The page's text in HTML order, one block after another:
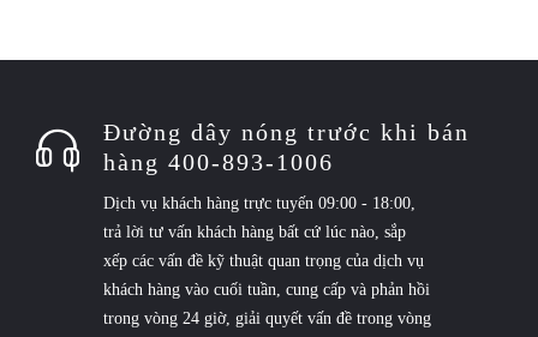
Đường dây nóng trước khi bán
hàng 400-893-1006
Dịch vụ khách hàng trực tuyến 09:00 - 18:00,
trả lời tư vấn khách hàng bất cứ lúc nào, sắp
xếp các vấn đề kỹ thuật quan trọng của dịch vụ
khách hàng vào cuối tuần, cung cấp và phản hồi
trong vòng 24 giờ, giải quyết vấn đề trong vòng